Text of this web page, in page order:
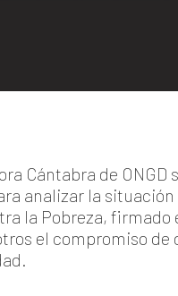
Cántabra de
analizar la
la Pobreza, firmado
el compromiso